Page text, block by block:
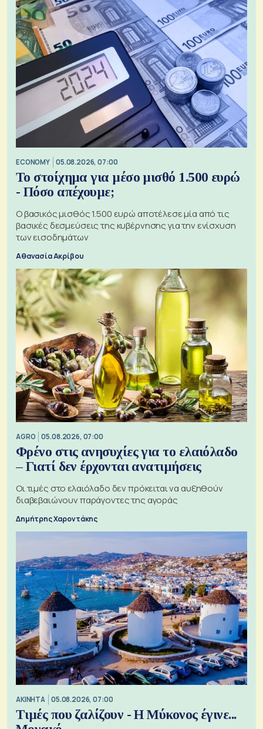
ECONOMY 05.08.2026, 07:00
Το στοίχημα για μέσο μισθό 1.500 ευρώ
- Πόσο απέχουμε;
Ο βασικός μισθός 1.500 ευρώ αποτέλεσε μία από τις
βασικές δεσμεύσεις της κυβέρνησης για την ενίσχυση
των εισοδημάτων
Αθανασία Ακρίβου
AGRO 05.08.2026, 07:00
Φρένο στις ανησυχίες για το ελαιόλαδο
– Γιατί δεν έρχονται ανατιμήσεις
Οι τιμές στο ελαιόλαδο δεν πρόκειται να αυξηθούν
διαβεβαιώνουν παράγοντες της αγοράς
Δημήτρης Χαροντάκης
ΑΚΙΝΗΤΑ 05.08.2026, 07:00
Τιμές που ζαλίζουν - Η Μύκονος έγινε...